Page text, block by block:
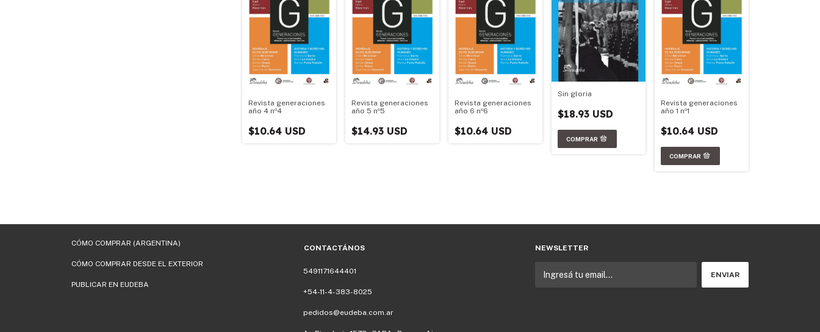
Revista generaciones
año 4 nº4
$10.64 USD
Revista generaciones
año 5 nº5
$14.93 USD
Revista generaciones
año 6 nº6
$10.64 USD
Sin gloria
$18.93 USD
Revista generaciones
año 1 nº1
$10.64 USD
CÓMO COMPRAR (ARGENTINA)
CÓMO COMPRAR DESDE EL EXTERIOR
PUBLICAR EN EUDEBA
CONTACTÁNOS
5491171644401
+54-11-4-383-8025
pedidos@eudeba.com.ar
NEWSLETTER